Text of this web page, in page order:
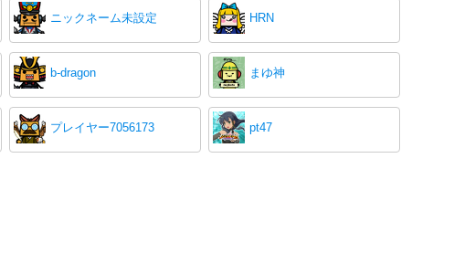
ニックネーム未設定 HRN
b-dragon まゆ神
プレイヤー7056173 pt47